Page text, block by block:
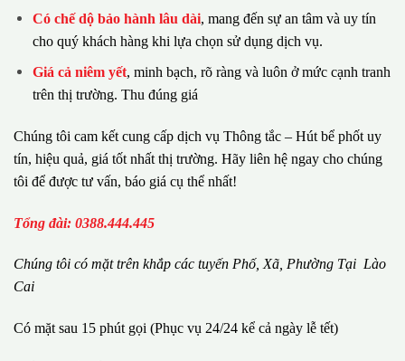
Có chế dộ bảo hành lâu dài, mang đến sự an tâm và uy tín
cho quý khách hàng khi lựa chọn sử dụng dịch vụ.
Giá cả niêm yết, minh bạch, rõ ràng và luôn ở mức cạnh tranh
trên thị trường. Thu đúng giá
Chúng tôi cam kết cung cấp dịch vụ Thông tắc – Hút bể phốt uy
tín, hiệu quả, giá tốt nhất thị trường. Hãy liên hệ ngay cho chúng
tôi để được tư vấn, báo giá cụ thể nhất!
Tổng đài: 0388.444.445
Chúng tôi có mặt trên khắp các tuyến Phố, Xã, Phường Tại Lào
Cai
Có mặt sau 15 phút gọi (Phục vụ 24/24 kể cả ngày lễ tết)